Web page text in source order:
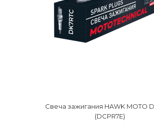
Cвеча зажигания HAWK MOTO
(DCPR7E)